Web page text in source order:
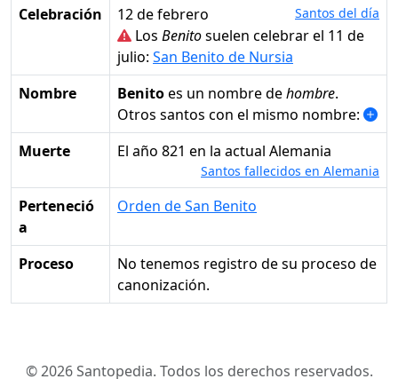
Celebración 12 de febrero Santos del día
Los Benitosuelen celebrar el 11 de
julio: San Benito de Nursia
Nombre
Benitoes un nombre dehombre.
Otros santos con el mismo nombre:
Muerte
el año 821 en la actual Alemania
Santos fallecidos en Alemania
Perteneció
a
Orden de San Benito
Proceso
No tenemos registro de su proceso de
canonización.
© 2026 Santopedia. Todos los derechos reservados.